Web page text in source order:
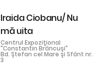
Iraida Ciobanu/ Nu
mă uita
Centrul Expoziţional
"Constantin Brâncuşi"
Bd. Ştefan cel Mare şi Sfânt nr.
3